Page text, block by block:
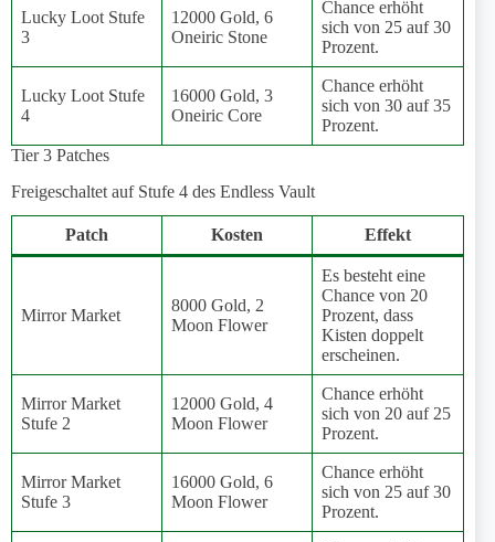
Lucky Loot Stufe
3
12000 Gold, 6
Oneiric Stone
Chance erhöht
sich von 25 auf 30
Prozent.
Lucky Loot Stufe
4
16000 Gold, 3
Oneiric Core
Chance erhöht
sich von 30 auf 35
Prozent.
Tier 3 Patches
Freigeschaltet auf Stufe 4 des Endless Vault
Patch Kosten Effekt
Mirror Market
8000 Gold, 2
Moon Flower
Es besteht eine
Chance von 20
Prozent, dass
Kisten doppelt
erscheinen.
Mirror Market
Stufe 2
12000 Gold, 4
Moon Flower
Chance erhöht
sich von 20 auf 25
Prozent.
Mirror Market
Stufe 3
16000 Gold, 6
Moon Flower
Chance erhöht
sich von 25 auf 30
Prozent.